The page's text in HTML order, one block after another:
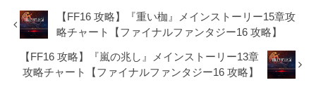
【FF16 攻略】『重い枷』メインストーリー15章攻
略チャート【ファイナルファンタジー16 攻略】
【FF16 攻略】『嵐の兆し』メインストーリー13章
攻略チャート【ファイナルファンタジー16 攻略】